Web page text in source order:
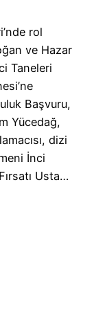
rol
ve Hazar
Taneleri
Başvuru,
Yücedağ,
dizi
İnci
Usta…